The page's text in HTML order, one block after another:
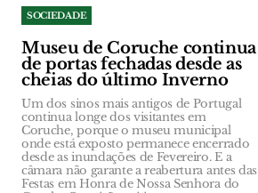
SOCIEDADE
Museu de Coruche continua
de portas fechadas desde as
cheias do último Inverno
Um dos sinos mais antigos de Portugal
continua longe dos visitantes em
Coruche, porque o museu municipal
onde está exposto permanece encerrado
desde as inundações de Fevereiro. E a
câmara não garante a reabertura antes das
Festas em Honra de Nossa Senhora do